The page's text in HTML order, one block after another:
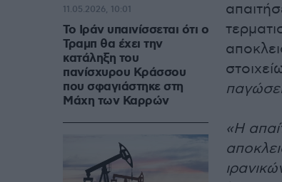
«Η
Το Ιράν υπαινίσσεται ότι ο
Τραμπ θα έχει την
κατάληξη του
πανίσχυρου Κράσσου
που σφαγιάστηκε στη
Μάχη των Καρρών
11.05.2026, 10:01